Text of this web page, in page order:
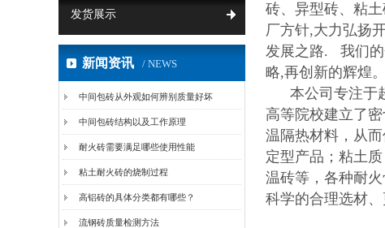
发货展示
新闻资讯 / NEWS
中间包砖从外观如何辨别质量好坏
中间包砖结构以及工作原理
耐火砖需要满足哪些使用性能
粘土耐火砖的烧制过程
高铝砖的具体分类都有哪些？
流钢砖质量检测方法
砖、异型砖、粘
厂方针,大力弘扬
发展之路. 我们的
略,再创新的辉煌。
本公司专注于超
高等院校建立了
温隔热材料，从
定型产品；粘土
温砖等，各种耐
科学的合理选材